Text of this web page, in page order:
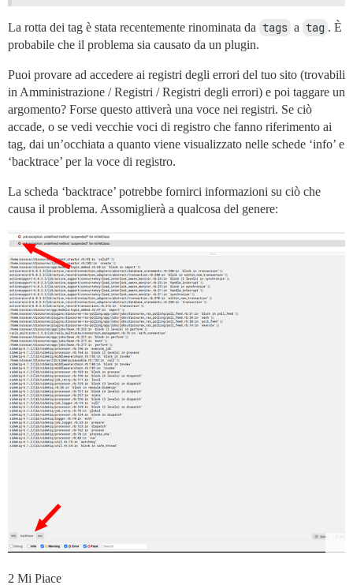
La rotta dei tag è stata recentemente rinominata da tags a tag . È
probabile che il problema sia causato da un plugin.
Puoi provare ad accedere ai registri degli errori del tuo sito (trovabili
in Amministrazione / Registri / Registri degli errori) e poi taggare un
argomento? Forse questo attiverà una voce nei registri. Se ciò
accade, o se vedi vecchie voci di registro che fanno riferimento ai
tag, dai un’occhiata a quanto viene visualizzato nelle schede ‘info’ e
‘backtrace’ per la voce di registro.
La scheda ‘backtrace’ potrebbe fornirci informazioni su ciò che
causa il problema. Assomiglierà a qualcosa del genere:
2 Mi Piace